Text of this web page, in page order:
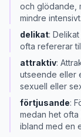
och glödande,
mindre intensivt.
delikat:
ofta refererar
attraktiv:
utseende eller
sexuell eller
förtjusande:
medan het
ibland med en